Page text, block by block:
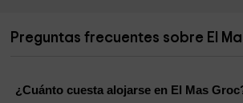
Preguntas frecuentes sobre El
¿Cuánto cuesta alojarse en El Mas